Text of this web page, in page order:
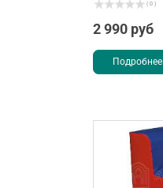
( 0 )
2 990 руб
Подробнее